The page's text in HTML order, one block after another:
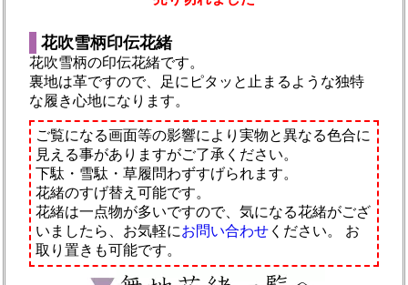
花吹雪柄印伝花緒
花吹雪柄の印伝花緒です。
裏地は革ですので、足にピタッと止まるような独特
な履き心地になります。
ご覧になる画面等の影響により実物と異なる色合に
見える事がありますがご了承ください。
下駄・雪駄・草履問わずすげられます。
花緒のすげ替え可能です。
花緒は一点物が多いですので、気になる花緒がござ
いましたら、お気軽にお問い合わせ ください。
お
取り置きも可能です。